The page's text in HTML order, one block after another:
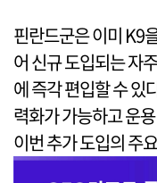
핀란드군은 이미 K9
어 신규 도입되는 자
에 즉각 편입할 수 있
력화가 가능하고 운
이번 추가 도입의 주